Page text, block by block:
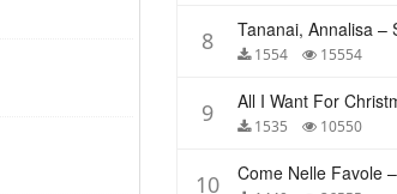
8 1554 15554
9 1535 10550
10